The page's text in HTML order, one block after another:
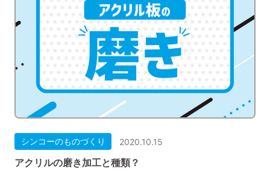
シンコーのものづくり 2020.10.15
アクリルの磨き加工と種類？